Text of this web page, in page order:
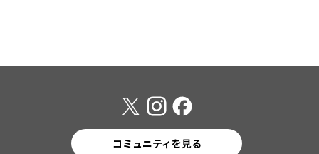
コミュニティを見る